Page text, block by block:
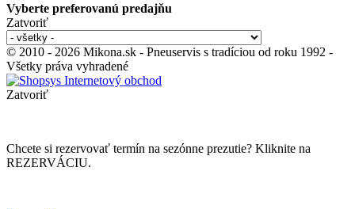
Vyberte preferovanú predajňu
Zatvoriť
© 2010 - 2026 Mikona.sk - Pneuservis s tradíciou od roku 1992 -
Všetky práva vyhradené
Zatvoriť
Chcete si rezervovať termín na sezónne prezutie? Kliknite na
REZERVÁCIU.